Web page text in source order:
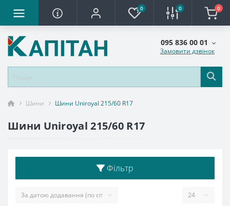
0 0 0
095 836 00 01
Замовити дзвінок
Шини Шини Uniroyal 215/60 R17
Шини Uniroyal 215/60 R17
Фільтр